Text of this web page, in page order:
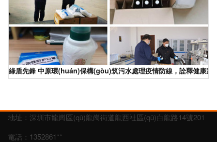
綠盾先鋒 中原環(huán)保構(gòu)筑污水處理疫情防線，詮釋健康家
地址：深圳市龍崗區(qū)龍崗街道龍西社區(qū)白龍路14號201
電話：1352861**